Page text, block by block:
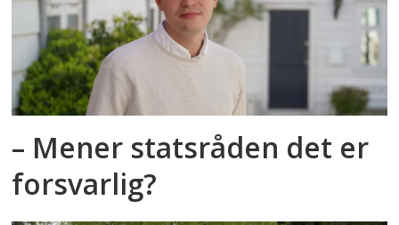
– Mener statsråden det er
forsvarlig?